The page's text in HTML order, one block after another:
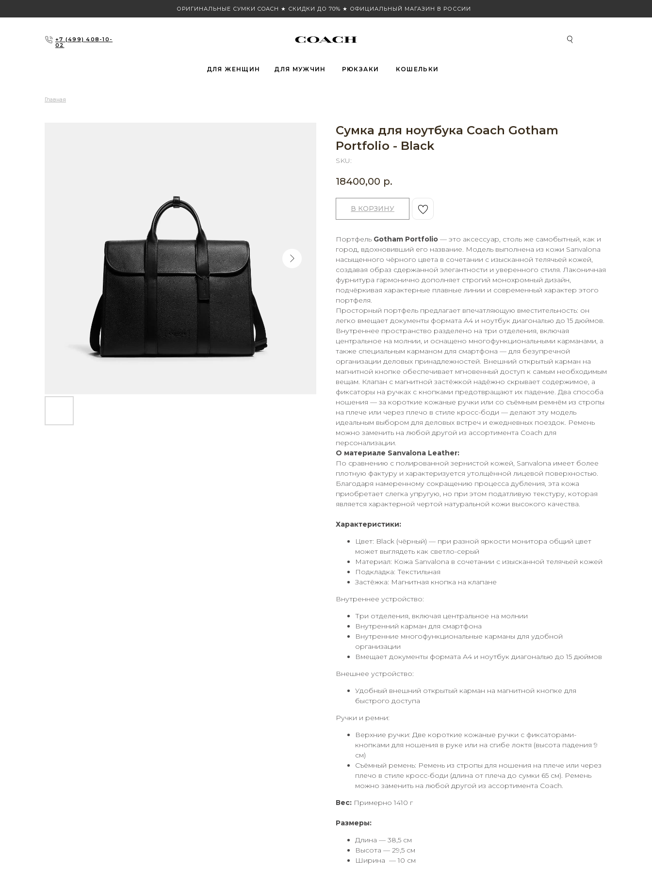
ОРИГИНАЛЬНЫЕ СУМКИ COACH ★ СКИДКИ ДО 70% ★ ОФИЦИАЛЬНЫЙ МАГАЗИН В РОССИИ
+7 (499) 408-10-
02
ДЛЯ ЖЕНЩИН ДЛЯ МУЖЧИН РЮКЗАКИ КОШЕЛЬКИ
Главная
Сумка для ноутбука Coach Gotham
Portfolio - Black
SKU:
18400,00 р.
В КОРЗИНУ
Портфель Gotham Portfolio — это аксессуар, столь же самобытный, как и
город, вдохновивший его название. Модель выполнена из кожи Sanvalona
насыщенного чёрного цвета в сочетании с изысканной телячьей кожей,
создавая образ сдержанной элегантности и уверенного стиля. Лаконичная
фурнитура гармонично дополняет строгий монохромный дизайн,
подчёркивая характерные плавные линии и современный характер этого
портфеля.
Просторный портфель предлагает впечатляющую вместительность: он
легко вмещает документы формата А4 и ноутбук диагональю до 15 дюймов.
Внутреннее пространство разделено на три отделения, включая
центральное на молнии, и оснащено многофункциональными карманами, а
также специальным карманом для смартфона — для безупречной
организации деловых принадлежностей. Внешний открытый карман на
магнитной кнопке обеспечивает мгновенный доступ к самым необходимым
вещам. Клапан с магнитной застёжкой надёжно скрывает содержимое, а
фиксаторы на ручках с кнопками предотвращают их падение. Два способа
ношения — за короткие кожаные ручки или со съёмным ремнём из стропы
на плече или через плечо в стиле кросс-боди — делают эту модель
идеальным выбором для деловых встреч и ежедневных поездок. Ремень
можно заменить на любой другой из ассортимента Coach для
персонализации.
О материале Sanvalona Leather:
По сравнению с полированной зернистой кожей, Sanvalona имеет более
плотную фактуру и характеризуется утолщённой лицевой поверхностью.
Благодаря намеренному сокращению процесса дубления, эта кожа
приобретает слегка упругую, но при этом податливую текстуру, которая
является характерной чертой натуральной кожи высокого качества.
Характеристики:
Цвет: Black (чёрный) — при разной яркости монитора общий цвет
может выглядеть как светло-серый
Материал: Кожа Sanvalona в сочетании с изысканной телячьей кожей
Подкладка: Текстильная
Застёжка: Магнитная кнопка на клапане
Внутреннее устройство:
Три отделения, включая центральное на молнии
Внутренний карман для смартфона
Внутренние многофункциональные карманы для удобной
организации
Вмещает документы формата А4 и ноутбук диагональю до 15 дюймов
Внешнее устройство:
Удобный внешний открытый карман на магнитной кнопке для
быстрого доступа
Ручки и ремни:
Верхние ручки: Две короткие кожаные ручки с фиксаторами-
кнопками для ношения в руке или на сгибе локтя (высота падения 9
см)
Съёмный ремень: Ремень из стропы для ношения на плече или через
плечо в стиле кросс-боди (длина от плеча до сумки 65 см). Ремень
можно заменить на любой другой из ассортимента Coach.
Вес: Примерно 1410 г
Размеры:
Длина — 38,5 см
Высота — 29,5 см
Ширина — 10 см